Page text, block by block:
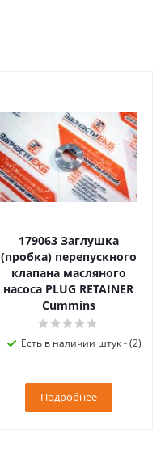
179063 Заглушка
(пробка) перепускного
клапана масляного
насоса PLUG RETAINER
Cummins
Есть в наличии штук - (2)
Подробнее